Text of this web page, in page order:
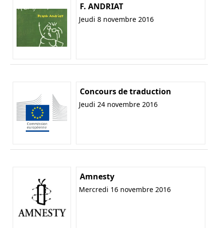
F. ANDRIAT
Jeudi 8 novembre 2016
Concours de traduction
Jeudi 24 novembre 2016
Amnesty
Mercredi 16 novembre 2016